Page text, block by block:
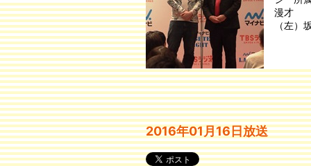
漫才
（左
2016年01月16日放送